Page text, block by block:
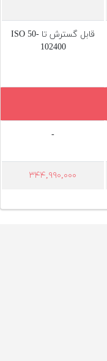
قابل گسترش تا ISO 50-
102400
-
۳۴۴,۹۹۰,۰۰۰